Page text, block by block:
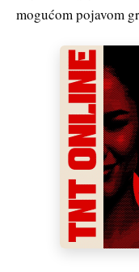
mogućom pojavom